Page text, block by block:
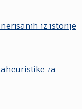
iz istorije
za